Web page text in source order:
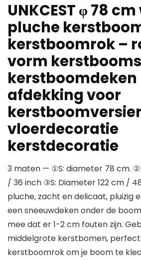
UNKCEST φ 78
pluche
kerstboomrok –
vorm
kerstboomdeken
afdekking voor
vloerdecoratie
kerstdecoratie
3 maten — ①S: diameter 78 cm.
/ 36 inch ③S: Diameter 122 cm /
pluche, zacht en delicaat, pluizig
een sneeuwdeken onder de
mee dat er 1-2 cm fouten zijn.
middelgrote kerstbomen,
kerstboomrok om je boom te